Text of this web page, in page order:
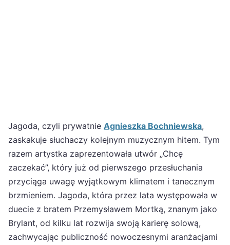
Jagoda, czyli prywatnie Agnieszka Bochniewska,
zaskakuje słuchaczy kolejnym muzycznym hitem. Tym
razem artystka zaprezentowała utwór „Chcę
zaczekać”, który już od pierwszego przesłuchania
przyciąga uwagę wyjątkowym klimatem i tanecznym
brzmieniem. Jagoda, która przez lata występowała w
duecie z bratem Przemysławem Mortką, znanym jako
Brylant, od kilku lat rozwija swoją karierę solową,
zachwycając publiczność nowoczesnymi aranżacjami